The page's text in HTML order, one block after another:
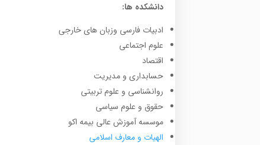
دانشکده ها:
ادبیات فارسی وزبان های خارجی
علوم اجتماعی
اقتصاد
حسابداری و مدیریت
روانشناسی و علوم تربیتی
حقوق و علوم سیاسی
موسسه آموزش عالی بیمه اکو
الهیات و معارف اسلامی